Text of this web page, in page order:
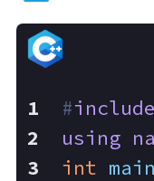
#include
using
int main